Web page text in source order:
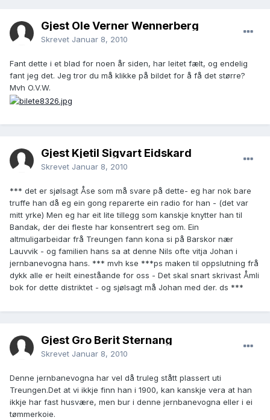
Gjest Ole Verner Wennerberg
Skrevet Januar 8, 2010
Fant dette i et blad for noen år siden, har leitet fælt, og endelig
fant jeg det. Jeg tror du må klikke på bildet for å få det større?
Mvh O.V.W.
Gjest Kjetil Sigvart Eidskard
Skrevet Januar 8, 2010
*** det er sjølsagt Åse som må svare på dette- eg har nok bare
truffe han då eg ein gong reparerte ein radio for han - (det var
mitt yrke) Men eg har eit lite tillegg som kanskje knytter han til
Bandak, der dei fleste har konsentrert seg om. Ein
altmuligarbeidar frå Treungen fann kona si på Barskor nær
Lauvvik - og familien hans sa at denne Nils ofte vitja Johan i
jernbanevogna hans. *** mvh kse ***ps maken til oppslutning frå
dykk alle er heilt eineståande for oss - Det skal snart skrivast Åmli
bok for dette distriktet - og sjølsagt må Johan med der. ds ***
Gjest Gro Berit Sternang
Skrevet Januar 8, 2010
Denne jernbanevogna har vel då truleg stått plassert uti
Treungen.Det at vi ikkje finn han i 1900, kan kanskje vera at han
ikkje har fast husvære, men bur i denne jernbanevogna eller i ei
tømmerkoie.